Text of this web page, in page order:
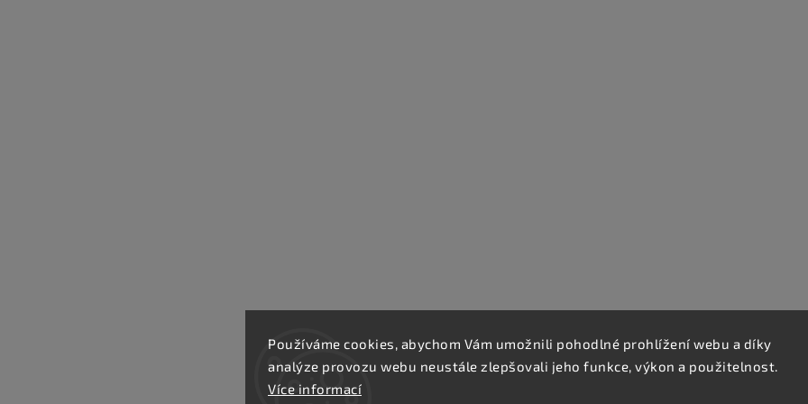
Používáme cookies, abychom Vám umožnili pohodlné prohlížení webu a díky
analýze provozu webu neustále zlepšovali jeho funkce, výkon a použitelnost.
Více informací